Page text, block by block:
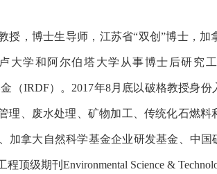
授，博士生导师，江苏省“双创”博士，加
大学和阿尔伯塔大学从事博士后研究
金（IRDF）。2017年8月底以破格教授身
理、废水处理、矿物加工、传统化石燃
加拿大自然科学基金企业研发基金、中
顶级期刊Environmental Science &